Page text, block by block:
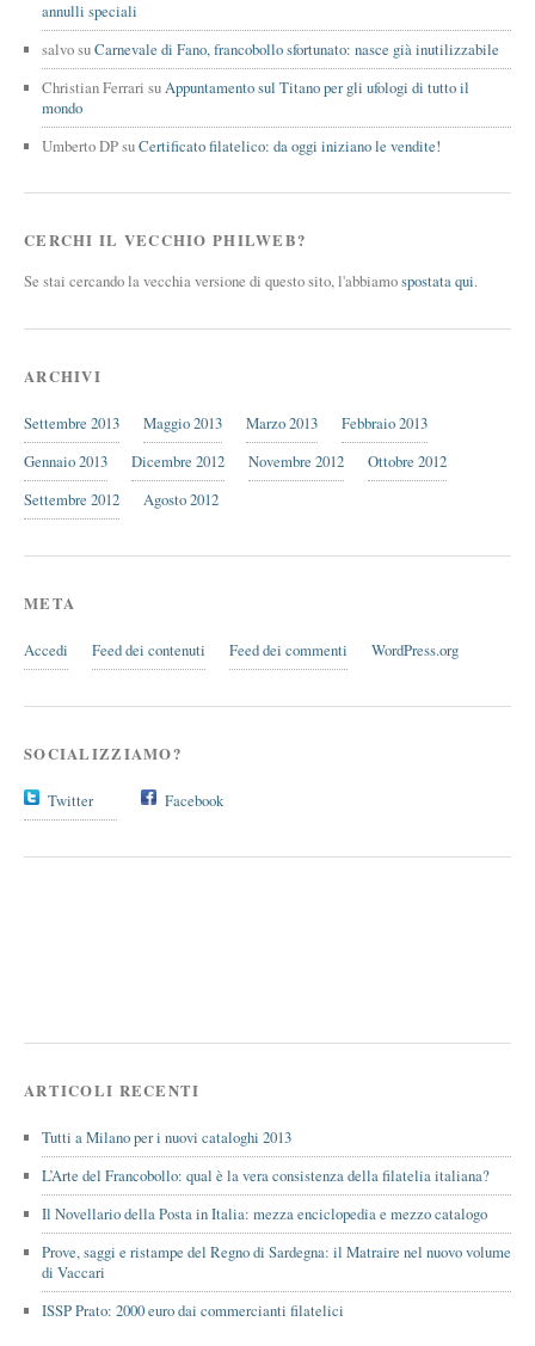
annulli speciali
salvosuCarnevale di Fano, francobollo sfortunato: nasce già inutilizzabile
Christian Ferrari su Appuntamento sul Titano per gli ufologi di tutto il
mondo
Umberto DPsuCertificato filatelico: da oggi iniziano le vendite!
CERCHI IL VECCHIO PHILWEB?
Se stai cercando la vecchia versione di questo sito, l'abbiamospostata qui.
ARCHIVI
Settembre 2013 Maggio 2013 Marzo 2013
Febbraio 2013
Gennaio 2013
Dicembre 2012 Novembre 2012
Ottobre 2012
Settembre 2012
Agosto 2012
META
Accedi Feed dei contenuti Feed dei commenti WordPress.org
SOCIALIZZIAMO?
Twitter Facebook
ARTICOLI RECENTI
Tutti a Milano per i nuovi cataloghi 2013
L’Arte del Francobollo: qual è la vera consistenza della filatelia italiana?
Il Novellario della Posta in Italia: mezza enciclopedia e mezzo catalogo
Prove, saggi e ristampe del Regno di Sardegna: il Matraire nel nuovo volume
di Vaccari
ISSP Prato: 2000 euro dai commercianti filatelici